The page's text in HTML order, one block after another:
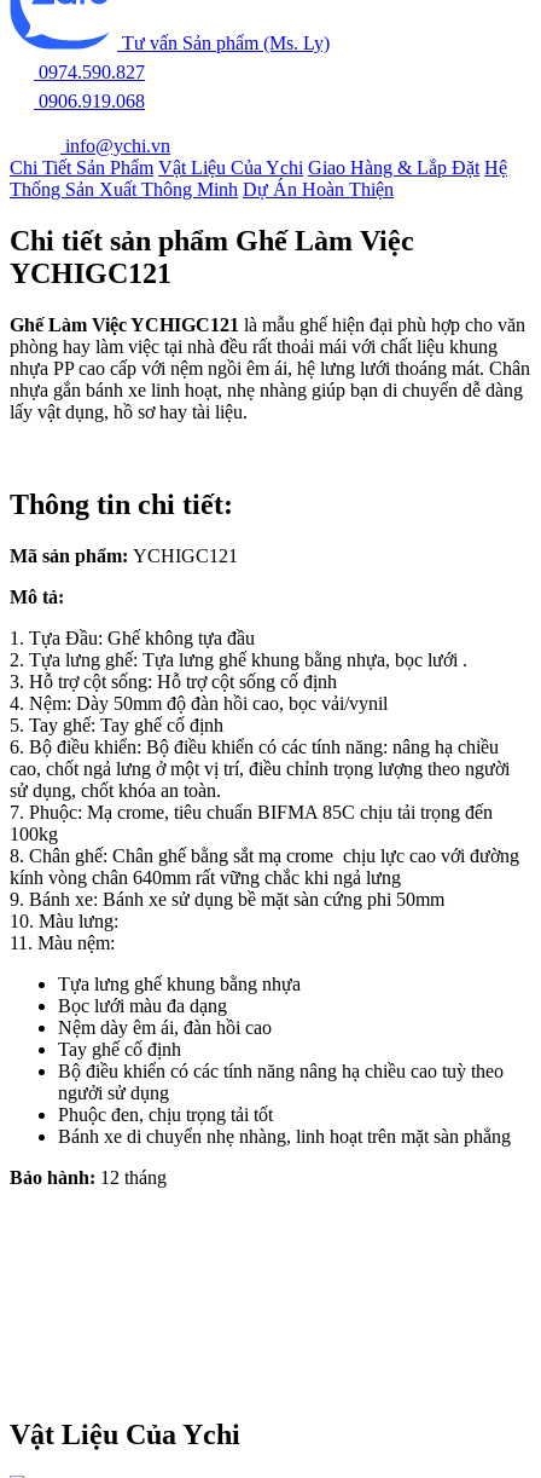
Tư vấn Sản phẩm (Ms. Ly)
0974.590.827
0906.919.068
info@ychi.vn
Chi Tiết Sản Phẩm Vật Liệu Của Ychi Giao Hàng & Lắp Đặt Hệ
Thống Sản Xuất Thông Minh Dự Án Hoàn Thiện
Chi tiết sản phẩm Ghế Làm Việc
YCHIGC121
Ghế Làm Việc YCHIGC121 là mẫu ghế hiện đại phù hợp cho văn
phòng hay làm việc tại nhà đều rất thoải mái với chất liệu khung
nhựa PP cao cấp với nệm ngồi êm ái, hệ lưng lưới thoáng mát. Chân
nhựa gắn bánh xe linh hoạt, nhẹ nhàng giúp bạn di chuyển dễ dàng
lấy vật dụng, hồ sơ hay tài liệu.
Thông tin chi tiết:
Mã sản phẩm: YCHIGC121
Mô tả:
1. Tựa Đầu: Ghế không tựa đầu
2. Tựa lưng ghế: Tựa lưng ghế khung bằng nhựa, bọc lưới .
3. Hỗ trợ cột sống: Hỗ trợ cột sống cố định
4. Nệm: Dày 50mm độ đàn hồi cao, bọc vải/vynil
5. Tay ghế: Tay ghế cố định
6. Bộ điều khiển: Bộ điều khiển có các tính năng: nâng hạ chiều
cao, chốt ngả lưng ở một vị trí, điều chỉnh trọng lượng theo người
sử dụng, chốt khóa an toàn.
7. Phuộc: Mạ crome, tiêu chuẩn BIFMA 85C chịu tải trọng đến
100kg
8. Chân ghế: Chân ghế bằng sắt mạ crome chịu lực cao với đường
kính vòng chân 640mm rất vững chắc khi ngả lưng
9. Bánh xe: Bánh xe sử dụng bề mặt sàn cứng phi 50mm
10. Màu lưng:
11. Màu nệm:
Tựa lưng ghế khung bằng nhựa
Bọc lưới màu đa dạng
Nệm dày êm ái, đàn hồi cao
Tay ghế cố định
Bộ điều khiển có các tính năng nâng hạ chiều cao tuỳ theo
ngưởi sử dụng
Phuộc đen, chịu trọng tải tốt
Bánh xe di chuyển nhẹ nhàng, linh hoạt trên mặt sàn phẳng
Bảo hành: 12 tháng
Vật Liệu Của Ychi